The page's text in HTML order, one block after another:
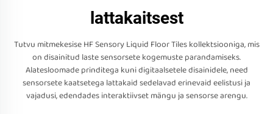
lattakaitsest
Tutvu mitmekesise HF Sensory Liquid Floor Tiles kollektsiooniga, mis
on disainitud laste sensorsete kogemuste parandamiseks.
Alatesloomade prinditega kuni digitaalsetele disainidele, need
sensorsete kaatsetega lattakaid sedelavad erinevaid eelistusi ja
vajadusi, edendades interaktiivset mängu ja sensorse arengu.